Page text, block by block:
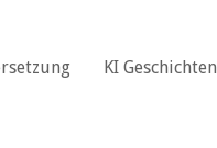
KI Geschichten